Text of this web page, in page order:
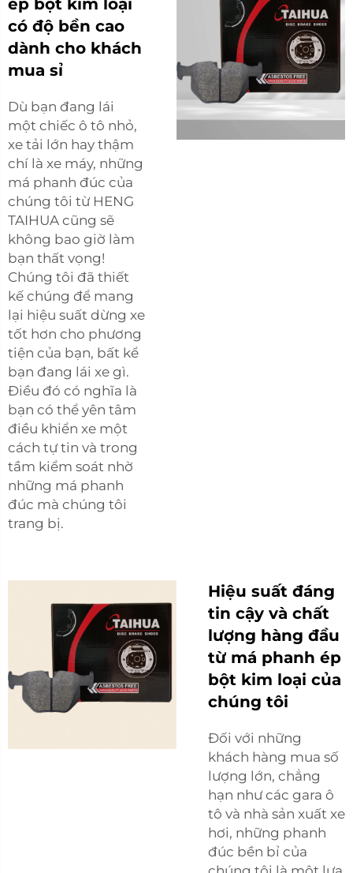
ép bột kim loại
có độ bền cao
dành cho khách
mua sỉ
Dù bạn đang lái
một chiếc ô tô nhỏ,
xe tải lớn hay thậm
chí là xe máy, những
má phanh đúc của
chúng tôi từ HENG
TAIHUA cũng sẽ
không bao giờ làm
bạn thất vọng!
Chúng tôi đã thiết
kế chúng để mang
lại hiệu suất dừng xe
tốt hơn cho phương
tiện của bạn, bất kể
bạn đang lái xe gì.
Điều đó có nghĩa là
bạn có thể yên tâm
điều khiển xe một
cách tự tin và trong
tầm kiểm soát nhờ
những má phanh
đúc mà chúng tôi
trang bị.
Hiệu suất đáng
tin cậy và chất
lượng hàng đầu
từ má phanh ép
bột kim loại của
chúng tôi
Đối với những
khách hàng mua số
lượng lớn, chẳng
hạn như các gara ô
tô và nhà sản xuất xe
hơi, những phanh
đúc bền bỉ của